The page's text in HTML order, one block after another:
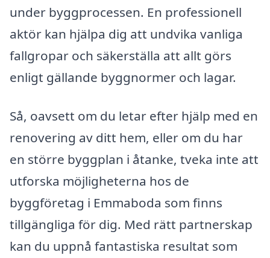
under byggprocessen. En professionell
aktör kan hjälpa dig att undvika vanliga
fallgropar och säkerställa att allt görs
enligt gällande byggnormer och lagar.
Så, oavsett om du letar efter hjälp med en
renovering av ditt hem, eller om du har
en större byggplan i åtanke, tveka inte att
utforska möjligheterna hos de
byggföretag i Emmaboda som finns
tillgängliga för dig. Med rätt partnerskap
kan du uppnå fantastiska resultat som